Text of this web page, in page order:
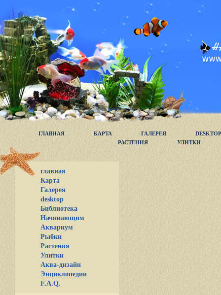
ГЛАВНАЯ КАРТА ГАЛЕРЕЯ
DESKTOP
РАСТЕНИЯ
УЛИТКИ
главная
Карта
Галерея
desktop
Библиотека
Начинающим
Аквариум
Рыбки
Растения
Улитки
Аква-дизайн
Энциклопедии
F.A.Q.